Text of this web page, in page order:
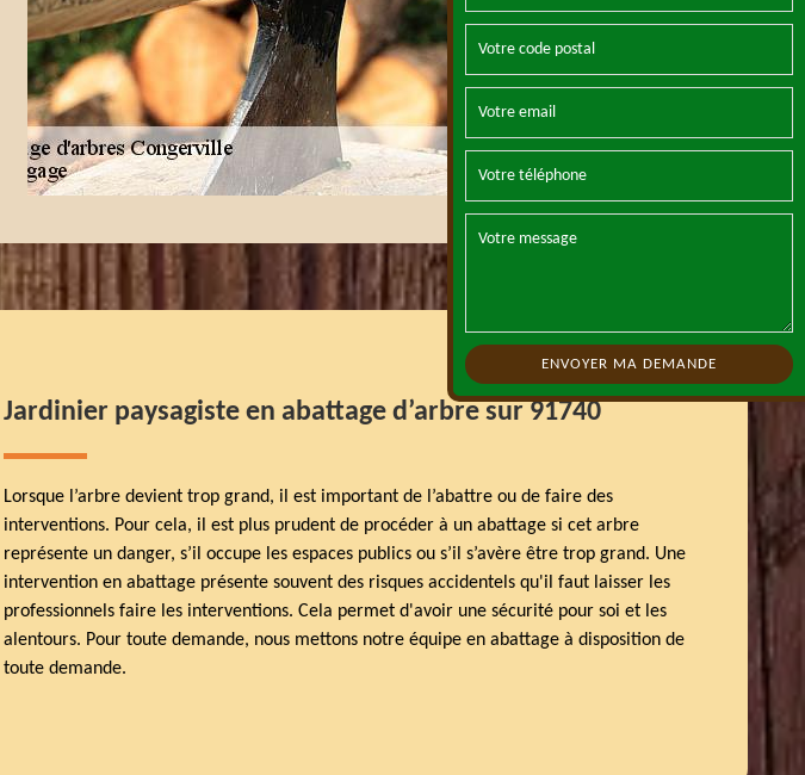
Jardinier paysagiste en abattage d’arbre sur 91740
Lorsque l’arbre devient trop grand, il est important de l’abattre ou de faire des
interventions. Pour cela, il est plus prudent de procéder à un abattage si cet arbre
représente un danger, s’il occupe les espaces publics ou s’il s’avère être trop grand. Une
intervention en abattage présente souvent des risques accidentels qu'il faut laisser les
professionnels faire les interventions. Cela permet d'avoir une sécurité pour soi et les
alentours. Pour toute demande, nous mettons notre équipe en abattage à disposition de
toute demande.